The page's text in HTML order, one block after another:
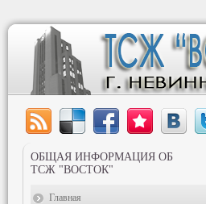
ОБЩАЯ ИНФОРМАЦИЯ ОБ
ТСЖ "ВОСТОК"
Главная